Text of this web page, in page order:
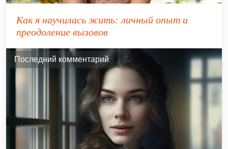
Как я научилась жить: личный опыт и
преодоление вызовов
Последний комментарий